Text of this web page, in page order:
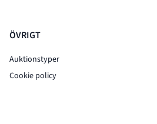
ÖVRIGT
Auktionstyper
Cookie policy